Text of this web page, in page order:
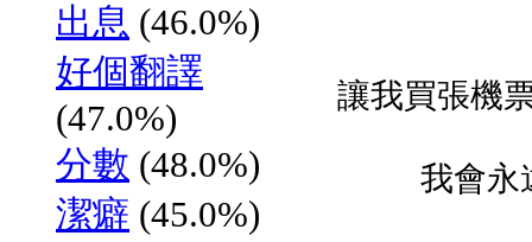
出息 (46.0%)
好個翻譯
(47.0%)
分數 (48.0%)
潔癖 (45.0%)
讓我買張機
我會永